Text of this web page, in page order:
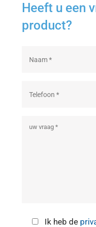
Heeft u een
product?
Ik heb de